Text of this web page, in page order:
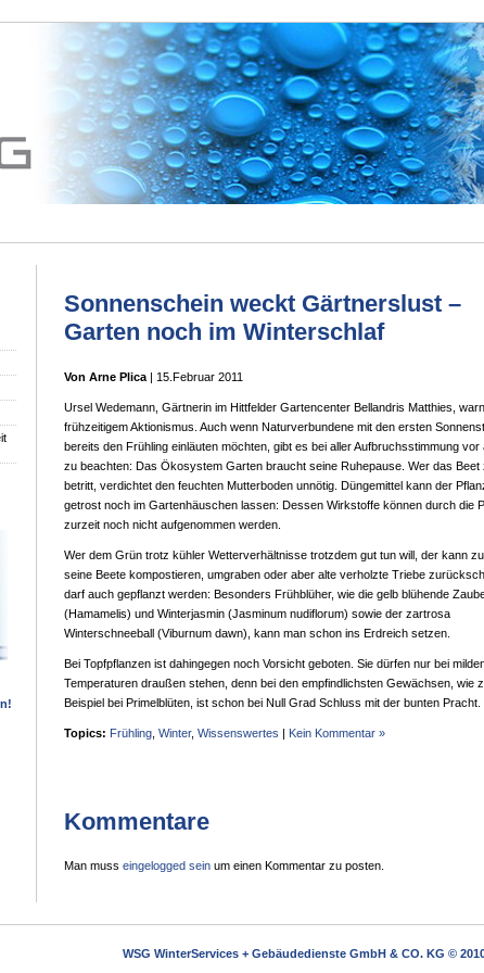
Sonnenschein weckt Gärtnerslust –
Garten noch im Winterschlaf
Von Arne Plica | 15.Februar 2011
Ursel Wedemann, Gärtnerin im Hittfelder Gartencenter Bellandris Matthies,
frühzeitigem Aktionismus. Auch wenn Naturverbundene mit den ersten
bereits den Frühling einläuten möchten, gibt es bei aller Aufbruchsstimmung vor
zu beachten: Das Ökosystem Garten braucht seine Ruhepause. Wer das Beet
betritt, verdichtet den feuchten Mutterboden unnötig. Düngemittel kann der
getrost noch im Gartenhäuschen lassen: Dessen Wirkstoffe können durch die
zurzeit noch nicht aufgenommen werden.
Wer dem Grün trotz kühler Wetterverhältnisse trotzdem gut tun will, der kann
seine Beete kompostieren, umgraben oder aber alte verholzte Triebe
darf auch gepflanzt werden: Besonders Frühblüher, wie die gelb blühende
(Hamamelis) und Winterjasmin (Jasminum nudiflorum) sowie der zartrosa
Winterschneeball (Viburnum dawn), kann man schon ins Erdreich setzen.
Bei Topfpflanzen ist dahingegen noch Vorsicht geboten. Sie dürfen nur bei
Temperaturen draußen stehen, denn bei den empfindlichsten Gewächsen, wie
Beispiel bei Primelblüten, ist schon bei Null Grad Schluss mit der bunten Pracht.
Topics: Frühling Winter, Wissenswertes | Kein Kommentar »
Kommentare
Man muss eingelogged sein um einen Kommentar zu posten.
WSG WinterServices + Gebäudedienste GmbH & CO. KG ©